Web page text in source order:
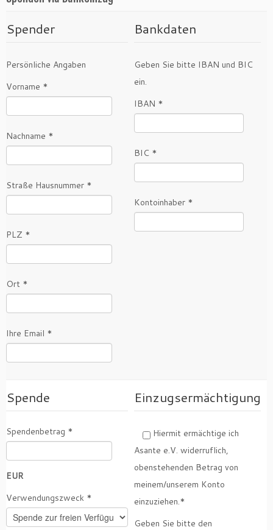
Spender
Persönliche Angaben
Vorname *
Nachname *
Straße Hausnummer *
PLZ *
Ort *
Ihre Email *
Bankdaten
Geben Sie bitte IBAN und BIC
ein.
IBAN *
BIC *
Kontoinhaber *
Spende
Spendenbetrag *
EUR
Verwendungszweck *
Einzugsermächtigung
Hiermit ermächtige ich
Asante e.V. widerruflich,
obenstehenden Betrag von
meinem/unserem Konto
einzuziehen.*
Geben Sie bitte den